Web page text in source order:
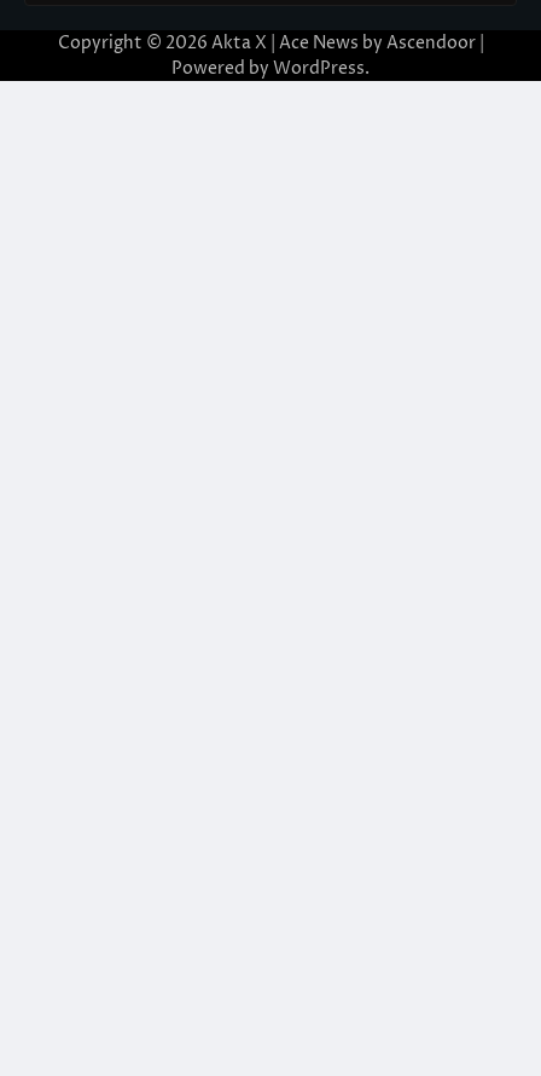
Copyright © 2026 Akta X | Ace News by Ascendoor|
Powered by WordPress.